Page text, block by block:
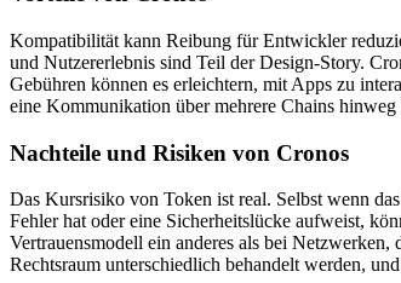
Kompatibilität kann Reibung für Entwickler
und Nutzererlebnis sind Teil der Design-Story.
Gebühren können es erleichtern, mit Apps zu
eine Kommunikation über mehrere Chains hinweg
Nachteile und Risiken von Cronos
Das Kursrisiko von Token ist real. Selbst wenn
Fehler hat oder eine Sicherheitslücke aufweist,
Vertrauensmodell ein anderes als bei
Rechtsraum unterschiedlich behandelt werden,